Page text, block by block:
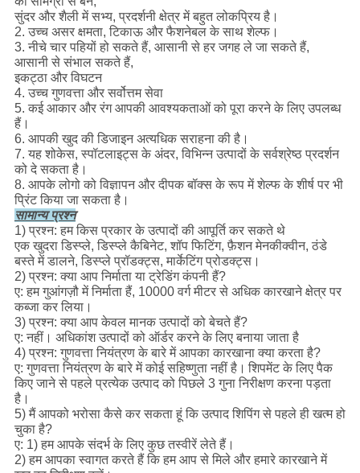
सुंदर और शैली में सभ्य, प्रदर्शनी क्षेत्र में बहुत लोकप्रिय है।
2. उच्च असर क्षमता, टिकाऊ और फैशनेबल के साथ शेल्फ।
3. नीचे चार पहियों हो सकते हैं, आसानी से हर जगह ले जा सकते हैं,
आसानी से संभाल सकते हैं,
इकट्ठा और विघटन
4. उच्च गुणवत्ता और सर्वोत्तम सेवा
5. कई आकार और रंग आपकी आवश्यकताओं को पूरा करने के लिए उपलब्ध
हैं।
6. आपकी खुद की डिजाइन अत्यधिक सराहना की है।
7. यह शोकेस, स्पॉटलाइट्स के अंदर, विभिन्न उत्पादों के सर्वश्रेष्ठ प्रदर्शन
को दे सकता है।
8. आपके लोगो को विज्ञापन और दीपक बॉक्स के रूप में शेल्फ के शीर्ष पर भी
प्रिंट किया जा सकता है।
सामान्य प्रश्न
1) प्रश्न: हम किस प्रकार के उत्पादों की आपूर्ति कर सकते थे
एक खुदरा डिस्प्ले, डिस्प्ले कैबिनेट, शॉप फिटिंग, फ़ैशन मेनकीक्वीन, ठंडे
बस्ते में डालने, डिस्प्ले प्रॉडक्ट्स, मार्केटिंग प्रोडक्ट्स।
2) प्रश्न: क्या आप निर्माता या ट्रेडिंग कंपनी हैं?
ए: हम गुआंगज़ौ में निर्माता हैं, 10000 वर्ग मीटर से अधिक कारखाने क्षेत्र पर
कब्जा कर लिया।
3) प्रश्न: क्या आप केवल मानक उत्पादों को बेचते हैं?
ए: नहीं। अधिकांश उत्पादों को ऑर्डर करने के लिए बनाया जाता है
4) प्रश्न: गुणवत्ता नियंत्रण के बारे में आपका कारखाना क्या करता है?
ए: गुणवत्ता नियंत्रण के बारे में कोई सहिष्णुता नहीं है। शिपमेंट के लिए पैक
किए जाने से पहले प्रत्येक उत्पाद को पिछले 3 गुना निरीक्षण करना पड़ता
है।
5) मैं आपको भरोसा कैसे कर सकता हूं कि उत्पाद शिपिंग से पहले ही खत्म हो
चुका है?
ए: 1) हम आपके संदर्भ के लिए कुछ तस्वीरें लेते हैं।
2) हम आपका स्वागत करते हैं कि हम आप से मिले और हमारे कारखाने में